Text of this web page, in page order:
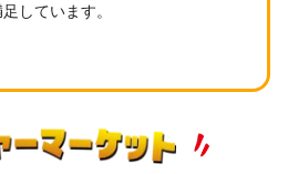
しています。